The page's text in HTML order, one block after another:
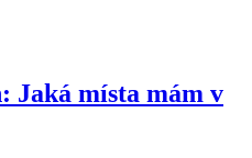
Jaká místa mám v